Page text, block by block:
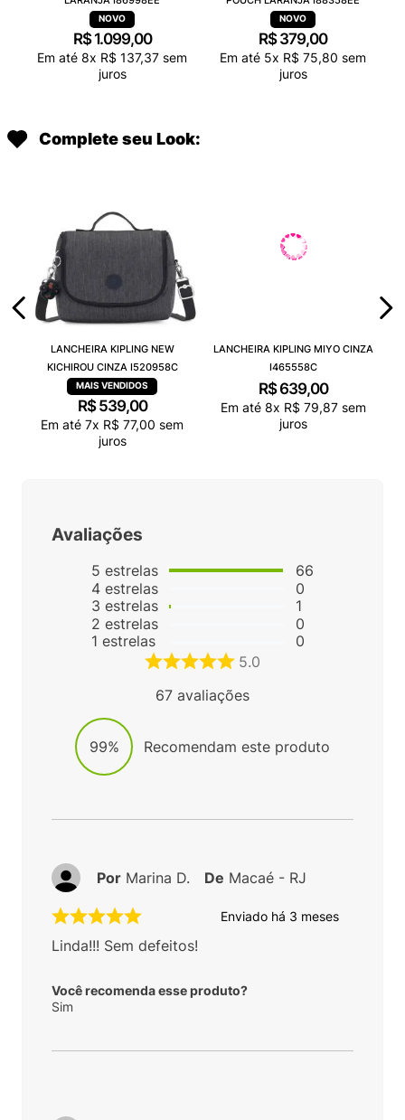
R$ 1.099,00
Em até 8x R$ 137,37 sem
juros
R$ 379,00
Em até 5x R$ 75,80 sem
juros
Complete seu Look:
LANCHEIRA KIPLING NEW
KICHIROU CINZA I520958C
R$ 539,00
Em até 7x R$ 77,00 sem
juros
LANCHEIRA KIPLING MIYO CINZA
I465558C
R$ 639,00
Em até 8x R$ 79,87sem
juros
Avaliações
5 estrelas
4 estrelas
3 estrelas
2 estrelas
1 estrelas
66
0
1
0
0
5.0
67 avaliações
99% Recomendam este produto
Enviado há 3 meses
Linda!!! Sem defeitos!
Você recomenda esse produto?
Sim
Por Marina D. De Macaé - RJ